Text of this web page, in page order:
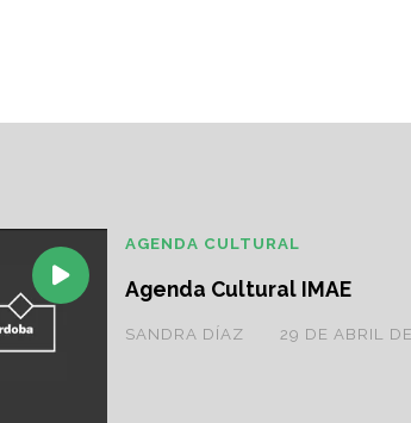
Agenda Cultural IMAE
SANDRA DÍAZ
AGENDA CULTURAL
29 DE ABRIL